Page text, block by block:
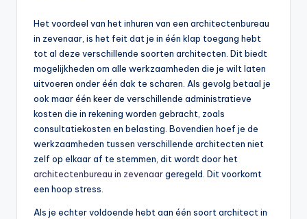
Het voordeel van het inhuren van een architectenbureau
in zevenaar, is het feit dat je in één klap toegang hebt
tot al deze verschillende soorten architecten. Dit biedt
mogelijkheden om alle werkzaamheden die je wilt laten
uitvoeren onder één dak te scharen. Als gevolg betaal je
ook maar één keer de verschillende administratieve
kosten die in rekening worden gebracht, zoals
consultatiekosten en belasting. Bovendien hoef je de
werkzaamheden tussen verschillende architecten niet
zelf op elkaar af te stemmen, dit wordt door het
architectenbureau in zevenaargeregeld. Dit voorkomt
een hoop stress.
Als je echter voldoende hebt aan één soort architect in